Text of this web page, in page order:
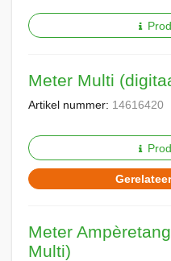
Meter Multi
Artikel nummer: 14616420
Meter
Multi)